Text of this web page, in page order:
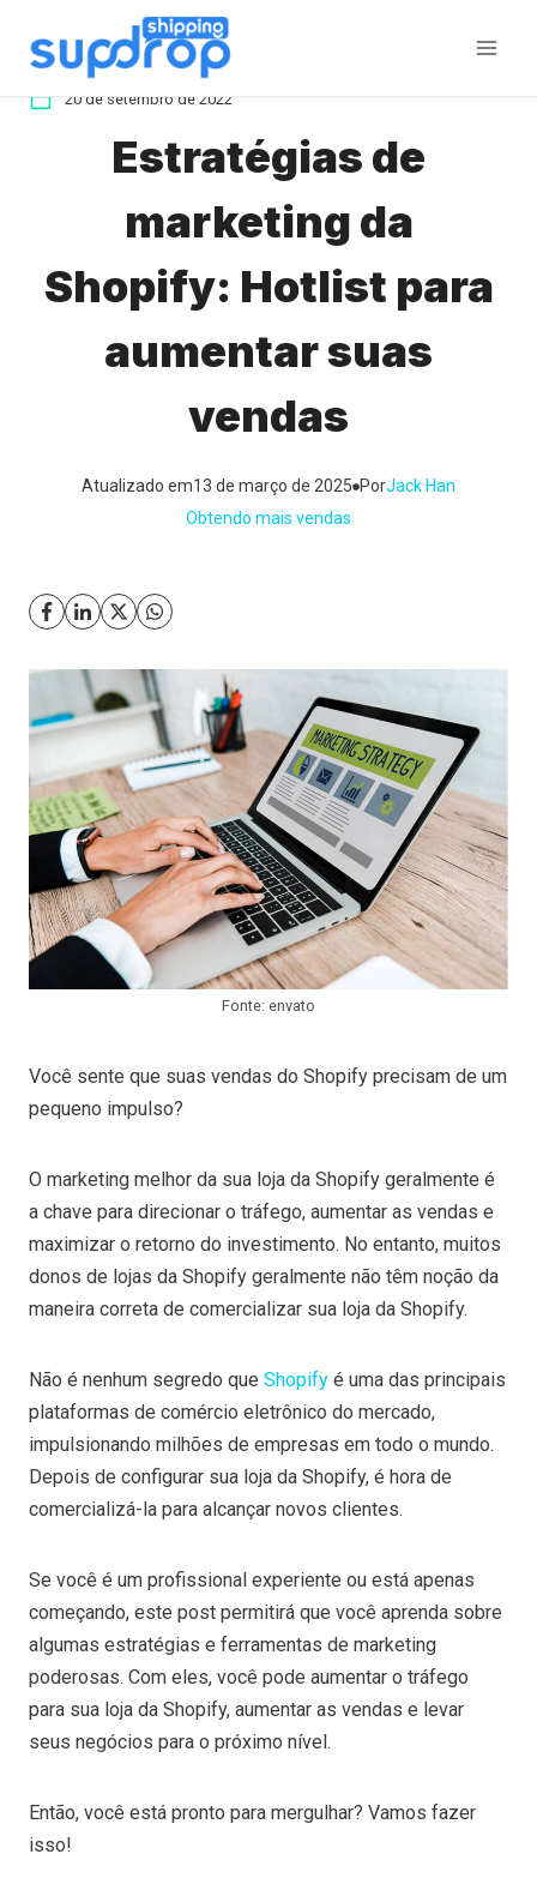
para
conteúdo
20 de setembro de 2022
Estratégias de
marketing da
Shopify: Hotlist para
aumentar suas
vendas
Atualizado em13 de março de 2025 PorJack Han
Obtendo mais vendas
Fonte: envato
Você sente que suas vendas do Shopify precisam de um
pequeno impulso?
O marketing melhor da sua loja da Shopify geralmente é
a chave para direcionar o tráfego, aumentar as vendas e
maximizar o retorno do investimento. No entanto, muitos
donos de lojas da Shopify geralmente não têm noção da
maneira correta de comercializar sua loja da Shopify.
Não é nenhum segredo que Shopify é uma das principais
plataformas de comércio eletrônico do mercado,
impulsionando milhões de empresas em todo o mundo.
Depois de configurar sua loja da Shopify, é hora de
comercializá-la para alcançar novos clientes.
Se você é um profissional experiente ou está apenas
começando, este post permitirá que você aprenda sobre
algumas estratégias e ferramentas de marketing
poderosas. Com eles, você pode aumentar o tráfego
para sua loja da Shopify, aumentar as vendas e levar
seus negócios para o próximo nível.
Então, você está pronto para mergulhar? Vamos fazer
isso!